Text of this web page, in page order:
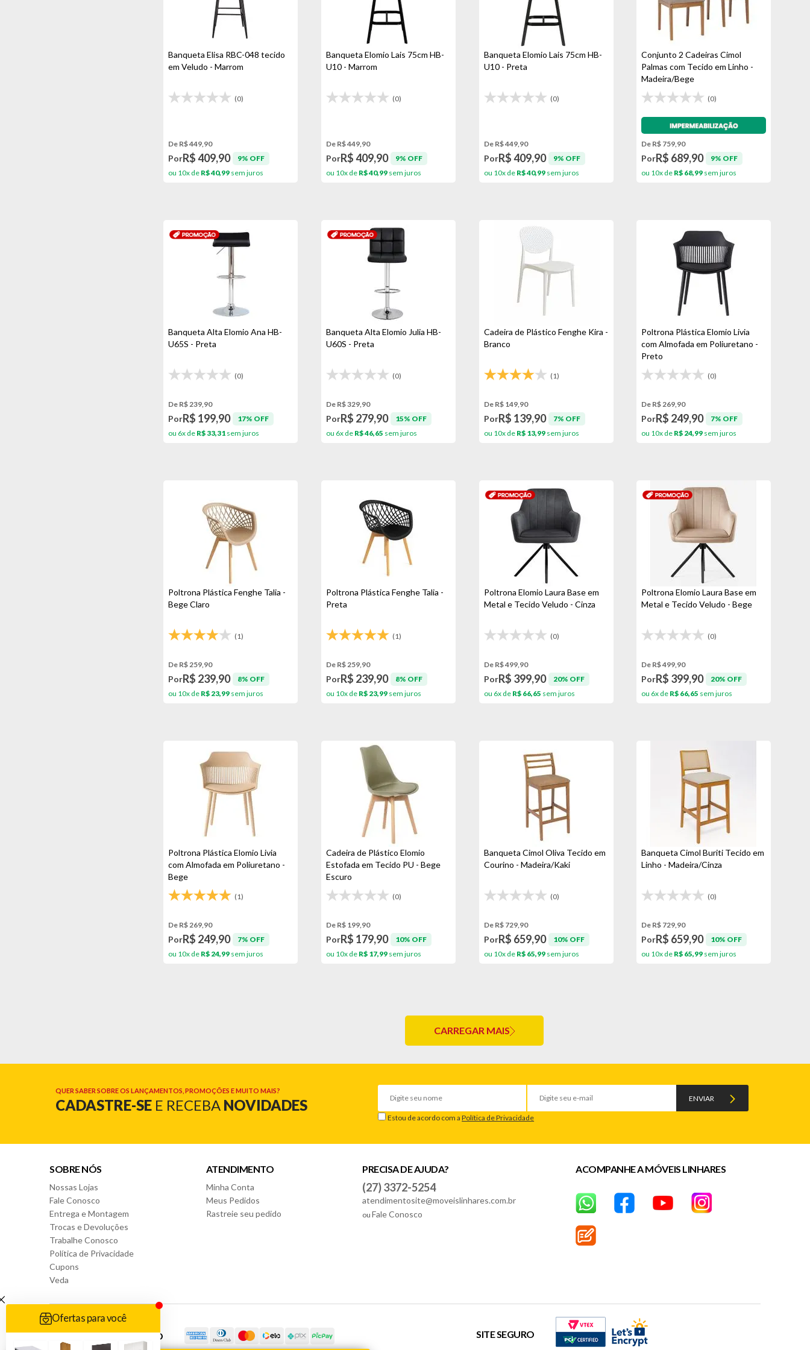
Banqueta Elisa RBC-048 tecido
em Veludo - Marrom
(0)
De R$ 449,90
PorR$ 409,90
9% OFF
ou 10x de R$ 40,99 sem juros
Banqueta Elomio Lais 75cm HB-
U10 - Marrom
(0)
De R$ 449,90
PorR$ 409,90
9% OFF
ou 10x de R$ 40,99sem juros
Banqueta Elomio Lais 75cm HB-
U10 - Preta
(0)
De R$ 449,90
PorR$ 409,90
9% OFF
ou 10x de R$ 40,99sem juros
Conjunto 2 Cadeiras Cimol
Palmas com Tecido em Linho -
Madeira/Bege
(0)
Impermeabilização - VEDA
De R$ 759,90
PorR$ 689,90
9% OFF
ou 10x de R$ 68,99 sem juros
Banqueta Alta Elomio Ana HB-
U65S - Preta
(0)
De R$ 239,90
PorR$ 199,90
17% OFF
ou 6x de R$ 33,31 sem juros
Banqueta Alta Elomio Julia HB-
U60S - Preta
(0)
De R$ 329,90
PorR$ 279,90
15% OFF
ou 6x de R$ 46,65 sem juros
Cadeira de Plástico Fenghe Kira -
Branco
(1)
De R$ 149,90
PorR$ 139,90
7% OFF
ou 10x de R$ 13,99sem juros
Poltrona Plástica Elomio Livia
com Almofada em Poliuretano -
Preto
(0)
De R$ 269,90
PorR$ 249,90
7% OFF
ou 10x de R$ 24,99 sem juros
Poltrona Plástica Fenghe Talia -
Bege Claro
(1)
De R$ 259,90
PorR$ 239,90
8% OFF
ou 10x de R$ 23,99 sem juros
Poltrona Plástica Fenghe Talia -
Preta
(1)
De R$ 259,90
PorR$ 239,90
8% OFF
ou 10x de R$ 23,99sem juros
Poltrona Elomio Laura Base em
Metal e Tecido Veludo - Cinza
(0)
De R$ 499,90
PorR$ 399,90
20% OFF
ou 6x de R$ 66,65 sem juros
Poltrona Elomio Laura Base em
Metal e Tecido Veludo - Bege
(0)
De R$ 499,90
PorR$ 399,90
20% OFF
ou 6x de R$ 66,65 sem juros
Poltrona Plástica Elomio Livia
com Almofada em Poliuretano -
Bege
(1)
De R$ 269,90
PorR$ 249,90
7% OFF
ou 10x de R$ 24,99 sem juros
Cadeira de Plástico Elomio
Estofada em Tecido PU - Bege
Escuro
(0)
De R$ 199,90
PorR$ 179,90
10% OFF
ou 10x de R$ 17,99sem juros
Banqueta Cimol Oliva Tecido em
Courino - Madeira/Kaki
(0)
De R$ 729,90
PorR$ 659,90
10% OFF
ou 10x de R$ 65,99sem juros
Banqueta Cimol Buriti Tecido em
Linho - Madeira/Cinza
(0)
De R$ 729,90
PorR$ 659,90
10% OFF
ou 10x de R$ 65,99 sem juros
CARREGAR MAIS
QUER SABER SOBRE OS LANÇAMENTOS, PROMOÇÕES E MUITO MAIS?
CADASTRE-SE E RECEBA NOVIDADES ENVIAR
Estou de acordo com aPolítica de Privacidade
SOBRE NÓS
Nossas Lojas
Fale Conosco
Entrega e Montagem
Trocas e Devoluções
Trabalhe Conosco
Política de Privacidade
Cupons
Veda
ATENDIMENTO
Minha Conta
Meus Pedidos
Rastreie seu pedido
PRECISA DE AJUDA?
(27) 3372-5254
atendimentosite@moveislinhares.com.br
ou Fale Conosco
ACOMPANHE A MÓVEIS LINHARES
FORMAS DE PAGAMENTO SITE SEGURO